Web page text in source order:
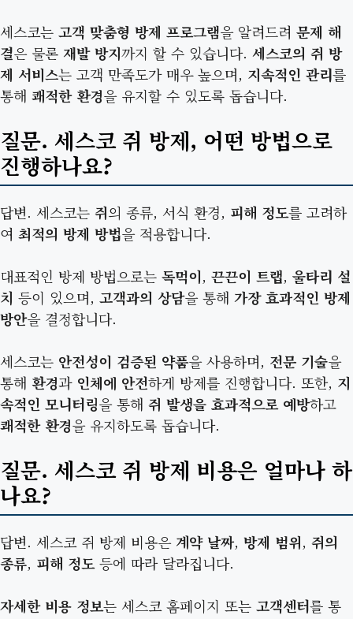
세스코는 고객 맞춤형 방제 프로그램을 알려드려 문제 해
결은 물론 재발 방지까지 할 수 있습니다. 세스코의 쥐 방
제 서비스는 고객 만족도가 매우 높으며, 지속적인 관리를
통해 쾌적한 환경을 유지할 수 있도록 돕습니다.
질문. 세스코 쥐 방제, 어떤 방법으로
진행하나요?
답변. 세스코는 쥐의 종류, 서식 환경, 피해 정도를 고려하
여 최적의 방제 방법을 적용합니다.
대표적인 방제 방법으로는 독먹이, 끈끈이 트랩, 울타리 설
치 등이 있으며, 고객과의 상담을 통해 가장 효과적인 방제
방안을 결정합니다.
세스코는 안전성이 검증된 약품을 사용하며, 전문 기술을
통해 환경과 인체에 안전하게 방제를 진행합니다. 또한, 지
속적인 모니터링을 통해 쥐 발생을 효과적으로 예방하고
쾌적한 환경을 유지하도록 돕습니다.
질문. 세스코 쥐 방제 비용은 얼마나 하
나요?
답변. 세스코 쥐 방제 비용은 계약 날짜, 방제 범위, 쥐의
종류, 피해 정도등에 따라 달라집니다.
자세한 비용 정보는 세스코 홈페이지 또는 고객센터를 통